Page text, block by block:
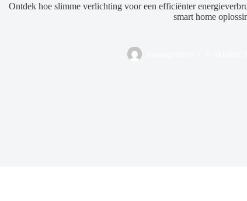
Ontdek hoe slimme verlichting voor een efficiënter
smart home